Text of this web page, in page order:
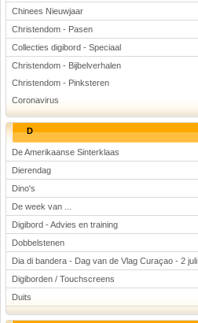
Chinees Nieuwjaar
Christendom - Pasen
Collecties digibord - Speciaal
Christendom - Bijbelverhalen
Christendom - Pinksteren
Coronavirus
D
De Amerikaanse Sinterklaas
Dierendag
Dino's
De week van ...
Digibord - Advies en training
Dobbelstenen
Dia di bandera - Dag van de Vlag Curaçao - 2 juli
Digiborden / Touchscreens
Duits